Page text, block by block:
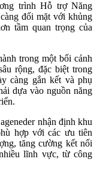
trình Hỗ trợ Năng
đối mặt với khủng
tầm quan trọng của
trong một bối cảnh
rộng, đặc biệt trong
càng gắn kết và phụ
dựa vào nguồn năng
nhận định khu
hợp với các ưu tiên
tăng cường kết nối
lĩnh vực, từ công